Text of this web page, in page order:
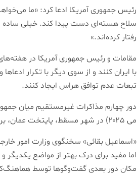
رئیس جمهوری آمریکا ادعا کرد: «ما
سلاح هسته‌ای دست پیدا کند. خیلی ساده
رفتار کرده‌اند.»
مقامات و رئیس جمهوری آمریکا در
با ایران کنند و از سوی دیگر با تکرار
تبعات عدم توافق هراس ایجاد کنند.
می ۲۰۲۵) در شهر مسقط، پایتخت عمان، برگزار شد.
«اسماعیل بقائی» سخنگوی وزارت امور
اما مفید برای درک بهتر از مواضع یکدیگر
مکان دور بعدی گفت‌و‌گو‌ها توسط